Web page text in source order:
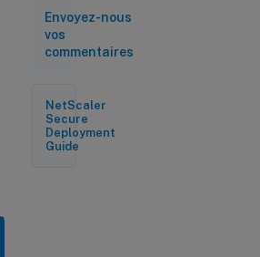
Allumer
l’appareil
Envoyez-nous
vos
commentaires
NetScaler
Secure
Deployment
Guide